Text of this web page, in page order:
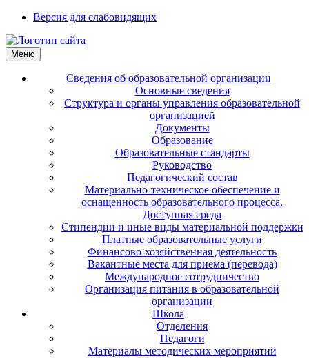
Версия для слабовидящих
Меню
Сведения об образовательной организации
Основные сведения
Структура и органы управления образовательной
организацией
Документы
Образование
Образовательные стандарты
Руководство
Педагогический состав
Материально-техническое обеспечение и
оснащенность образовательного процесса.
Доступная среда
Стипендии и иные виды материальной поддержки
Платные образовательные услуги
Финансово-хозяйственная деятельность
Вакантные места для приема (перевода)
Международное сотрудничество
Организация питания в образовательной
организации
Школа
Отделения
Педагоги
Материалы методических мероприятий